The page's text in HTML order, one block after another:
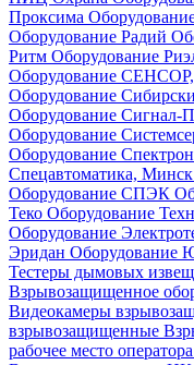
Проксима
Оборудование Радий
Ритм Оборудование
Оборудование
Оборудование
Оборудование Сигнал-
Оборудование
Оборудование
Спецавтоматика, Минск
Оборудование СПЭК
Теко Оборудование
Оборудование
Эридан Оборудование
Тестеры дымовых
Взрывозащищенное
Видеокамеры
взрывозащищенные
рабочее место оператора